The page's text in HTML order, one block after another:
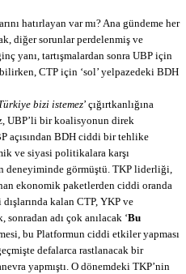
hatırlayan var mı? Ana gündeme her
diğer sorunlar perdelenmiş ve
yanı, tartışmalardan sonra UBP için
CTP için ‘sol’ yelpazedeki BDH
bizi istemez’ çığırtkanlığına
UBP’li bir koalisyonun direk
açısından BDH ciddi bir tehlike
ve siyasi politikalara karşı
deneyiminde görmüştü. TKP liderliği,
ekonomik paketlerden ciddi oranda
kalan CTP, YKP ve
sonradan adı çok anılacak ‘Bu
bu Platformun ciddi etkiler yapması
defalarca rastlanacak bir
yapmıştı. O dönemdeki TKP’nin